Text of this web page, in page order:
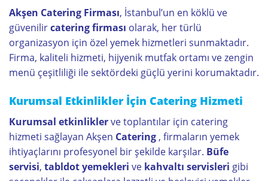
Akşen Catering Firması, İstanbul’un en köklü ve
güvenilircatering firması olarak, her türlü
organizasyon için özel yemek hizmetleri sunmaktadır.
Firma, kaliteli hizmeti, hijyenik mutfak ortamı ve zengin
menü çeşitliliği ile sektördeki güçlü yerini korumaktadır.
Kurumsal Etkinlikler İçin Catering Hizmeti
Kurumsal etkinliklerve toplantılar için catering
hizmeti sağlayan Akşen Catering, firmaların yemek
ihtiyaçlarını profesyonel bir şekilde karşılar. Büfe
servisi, tabldot yemekleri ve kahvaltı servisleri gibi